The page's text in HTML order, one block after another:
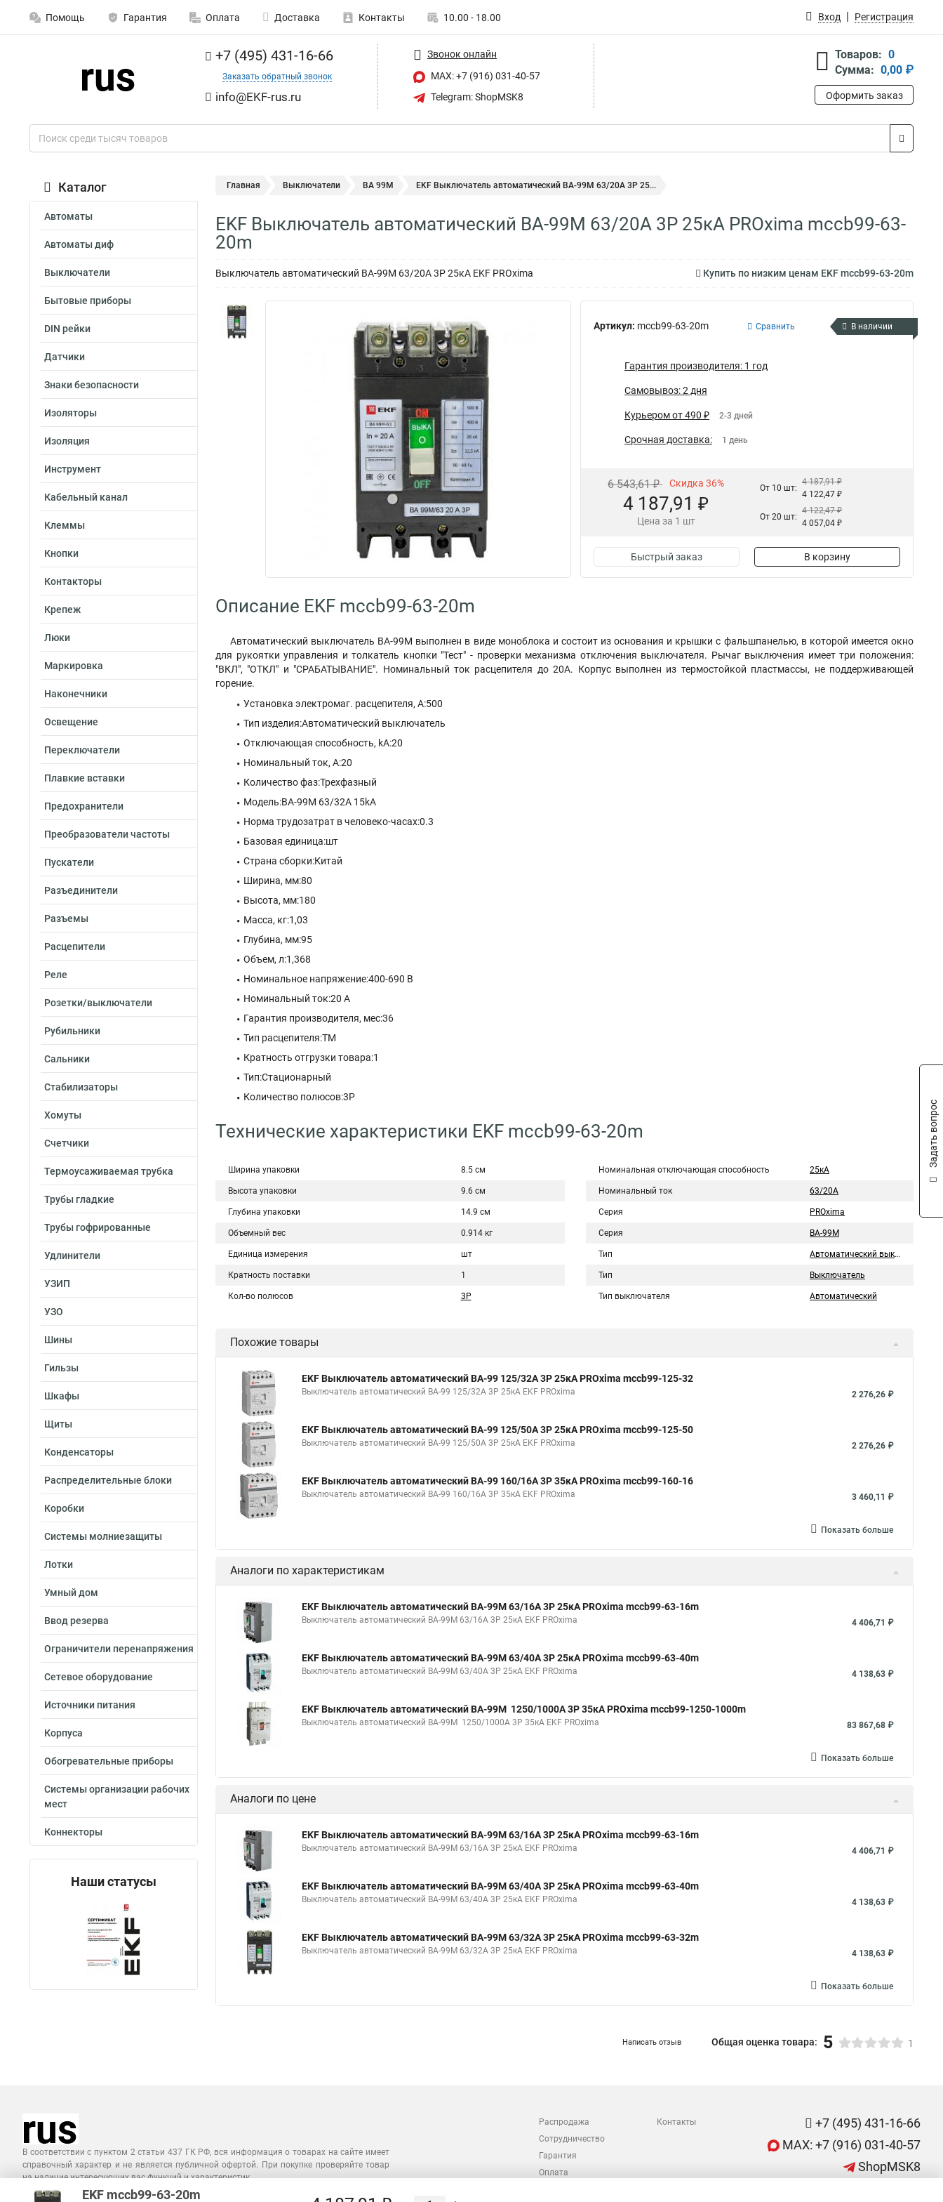
Помощь Гарантия Оплата Доставка Контакты 10.00 - 18.00 Вход Регистрация
+7 (495) 431-16-66
Заказать обратный звонок
info@EKF-rus.ru
Звонок онлайн
MAX: +7 (916) 031-40-57
Telegram: ShopMSK8
Товаров: 0
Сумма: 0,00 ₽
Оформить заказ
Каталог
Автоматы
Автоматы диф
Выключатели
Бытовые приборы
DIN рейки
Датчики
Знаки безопасности
Изоляторы
Изоляция
Инструмент
Кабельный канал
Клеммы
Кнопки
Контакторы
Крепеж
Люки
Маркировка
Наконечники
Освещение
Переключатели
Плавкие вставки
Предохранители
Преобразователи частоты
Пускатели
Разъединители
Разъемы
Расцепители
Реле
Розетки/выключатели
Рубильники
Сальники
Стабилизаторы
Хомуты
Счетчики
Термоусаживаемая трубка
Трубы гладкие
Трубы гофрированные
Удлинители
УЗИП
УЗО
Шины
Гильзы
Шкафы
Щиты
Конденсаторы
Распределительные блоки
Коробки
Системы молниезащиты
Лотки
Умный дом
Ввод резерва
Ограничители перенапряжения
Сетевое оборудование
Источники питания
Корпуса
Обогревательные приборы
Системы организации рабочих
мест
Коннекторы
Наши статусы
Главная Выключатели ВА 99М EKF Выключатель автоматический ВА-99М 63/20А 3P 25...
EKF Выключатель автоматический ВА-99М 63/20А 3P 25кА PROxima mccb99-63-
20m
Выключатель автоматический ВА-99М 63/20А 3P 25кА EKF PROxima Купить по низким ценам EKF mccb99-63-20m
Артикул: mccb99-63-20m Сравнить В наличии
Гарантия производителя: 1 год
Самовывоз: 2 дня
Курьером от 490 ₽ 2-3 дней
Срочная доставка: 1 день
6 543,61 ₽ Скидка 36%
4 187,91 ₽
Цена за 1 шт
От 10 шт:
4 187,91 ₽
4 122,47 ₽
От 20 шт:
4 122,47 ₽
4 057,04 ₽
Быстрый заказ В корзину
Описание EKF mccb99-63-20m
Автоматический выключатель ВА-99М выполнен в виде моноблока и состоит из основания и крышки с фальшпанелью, в которой имеется окно
для рукоятки управления и толкатель кнопки "Тест" - проверки механизма отключения выключателя. Рычаг выключения имеет три положения:
"ВКЛ", "ОТКЛ" и "СРАБАТЫВАНИЕ". Номинальный ток расцепителя до 20A. Корпус выполнен из термостойкой пластмассы, не поддерживающей
горение.
Установка электромаг. расцепителя, А:500
Тип изделия:Автоматический выключатель
Отключающая способность, kA:20
Номинальный ток, А:20
Количество фаз:Трехфазный
Модель:ВА-99М 63/32A 15kA
Норма трудозатрат в человеко-часах:0.3
Базовая единица:шт
Страна сборки:Китай
Ширина, мм:80
Высота, мм:180
Масса, кг:1,03
Глубина, мм:95
Объем, л:1,368
Номинальное напряжение:400-690 В
Номинальный ток:20 A
Гарантия производителя, мес:36
Тип расцепителя:TM
Кратность отгрузки товара:1
Тип:Стационарный
Количество полюсов:3P
Технические характеристики EKF mccb99-63-20m
Ширина упаковки 8.5 см
Высота упаковки 9.6 см
Глубина упаковки 14.9 см
Объемный вес 0.914 кг
Единица измерения шт
Кратность поставки 1
Кол-во полюсов 3P
Номинальная отключающая способность 25кА
Номинальный ток 63/20А
Серия PROxima
Серия ВА-99М
Тип Автоматический выключатель
Тип Выключатель
Тип выключателя Автоматический
Похожие товары
EKF Выключатель автоматический ВА-99 125/32А 3P 25кА PROxima mccb99-125-32
Выключатель автоматический ВА-99 125/32А 3P 25кА EKF PROxima 2 276,26 ₽
EKF Выключатель автоматический ВА-99 125/50А 3P 25кА PROxima mccb99-125-50
Выключатель автоматический ВА-99 125/50А 3P 25кА EKF PROxima 2 276,26 ₽
EKF Выключатель автоматический ВА-99 160/16А 3P 35кА PROxima mccb99-160-16
Выключатель автоматический ВА-99 160/16А 3P 35кА EKF PROxima 3 460,11 ₽
Показать больше
Аналоги по характеристикам
EKF Выключатель автоматический ВА-99М 63/16А 3P 25кА PROxima mccb99-63-16m
Выключатель автоматический ВА-99М 63/16А 3P 25кА EKF PROxima 4 406,71 ₽
EKF Выключатель автоматический ВА-99М 63/40А 3P 25кА PROxima mccb99-63-40m
Выключатель автоматический ВА-99М 63/40А 3P 25кА EKF PROxima 4 138,63 ₽
EKF Выключатель автоматический ВА-99М 1250/1000А 3P 35кА PROxima mccb99-1250-1000m
Выключатель автоматический ВА-99М 1250/1000А 3P 35кА EKF PROxima 83 867,68 ₽
Показать больше
Аналоги по цене
EKF Выключатель автоматический ВА-99М 63/16А 3P 25кА PROxima mccb99-63-16m
Выключатель автоматический ВА-99М 63/16А 3P 25кА EKF PROxima 4 406,71 ₽
EKF Выключатель автоматический ВА-99М 63/40А 3P 25кА PROxima mccb99-63-40m
Выключатель автоматический ВА-99М 63/40А 3P 25кА EKF PROxima 4 138,63 ₽
EKF Выключатель автоматический ВА-99М 63/32А 3P 25кА PROxima mccb99-63-32m
Выключатель автоматический ВА-99М 63/32А 3P 25кА EKF PROxima 4 138,63 ₽
Показать больше
Написать отзыв Общая оценка товара: 5 1
В соответствии с пунктом 2 статьи 437 ГК РФ, вся информация о товарах на сайте имеет
справочный характер и не является публичной офертой. При покупке проверяйте товар
на наличие интересующих вас функций и характеристик.
Распродажа
Сотрудничество
Гарантия
Оплата
Контакты
+7 (495) 431-16-66
MAX: +7 (916) 031-40-57
ShopMSK8
EKF mccb99-63-20m
Задать вопрос